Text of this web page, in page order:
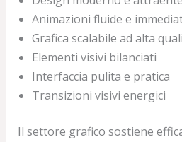
Animazioni fluide e
Grafica scalabile ad alta
Elementi visivi bilanciati
Interfaccia pulita e pratica
Transizioni visivi energici
Il settore grafico sostiene